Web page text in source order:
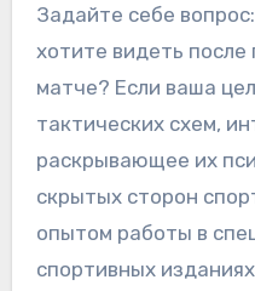
Задайте себе вопрос: какой результат вы
хотите видеть
матче? Если ваша
тактических схем,
раскрывающее их
скрытых сторон
опытом работы в
спортивных